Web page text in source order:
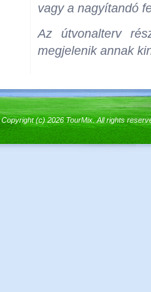
vagy a nagyítandó
Az útvonalterv
megjelenik annak
Copyright (c) 2026 TourMix. All rights